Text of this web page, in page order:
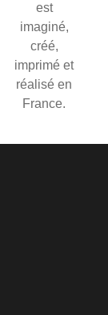
est
imaginé,
créé,
imprimé et
réalisé en
France.